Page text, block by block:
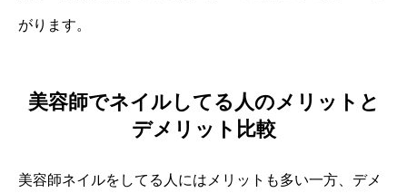
がります。
美容師でネイルしてる人のメリットと
デメリット比較
美容師ネイルをしてる人にはメリットも多い一方、デメ